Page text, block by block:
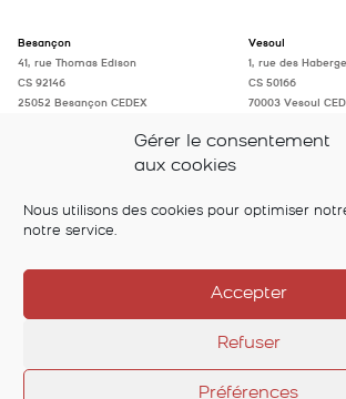
Gérer le consentement
aux cookies
Nous utilisons des cookies pour optimiser
notre service.
Accepter
Refuser
Préférences
Besançon
41, rue Thomas Edison
CS 92146
25052 Besançon CEDEX
Vesoul
1, rue des
CS 50166
70003 Vesoul
accueil@eliad-